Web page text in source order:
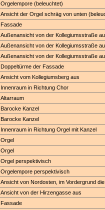
Orgelempore (beleuchtet)
Ansicht der Orgel schräg von unten
Fassade
Außenansicht von der Kollegiumsstraße
Außenansicht von der Kollegiumsstraße
Außenansicht von der Kollegiumsstraße
Doppeltürme der Fassade
Ansicht vom Kollegiumsberg aus
Innenraum in Richtung Chor
Altarraum
Barocke Kanzel
Barocke Kanzel
Innenraum in Richtung Orgel mit Kanzel
Orgel
Orgel
Orgel perspektivisch
Orgelempore perspektivisch
Ansicht von Nordosten, im Vordergrund
Ansicht von der Hirzengasse aus
Fassade